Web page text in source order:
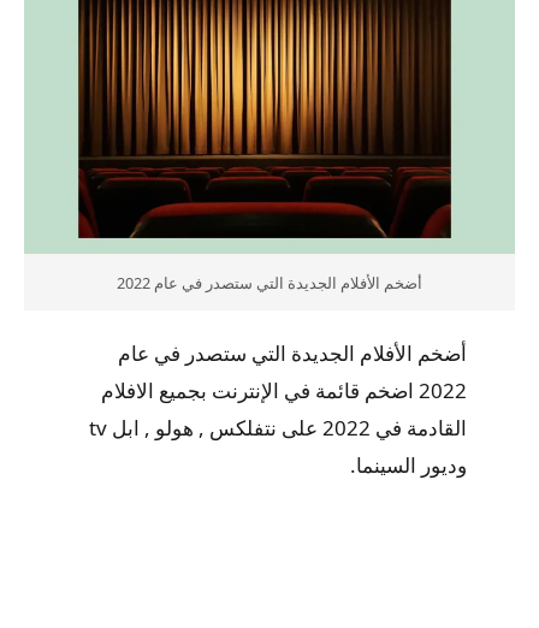
أضخم الأفلام الجديدة التي ستصدر في عام 2022
أضخم الأفلام الجديدة التي ستصدر في عام
2022 اضخم قائمة في الإنترنت بجميع الافلام
القادمة في 2022 على نتفلكس , هولو , ابل tv
وديور السينما.